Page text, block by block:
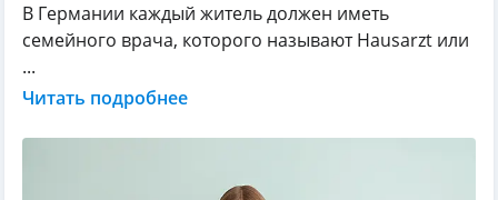
В Германии каждый житель должен иметь
семейного врача, которого называют Hausarzt или
...
Читать подробнее